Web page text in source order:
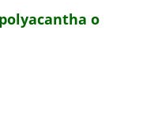
o